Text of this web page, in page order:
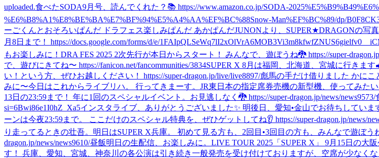
uploaded.食べたSODA9月号、読んでくれた？📚 https://www.amazon.co.jp/SODA-
%E6%B8%A1%E8%BE%BA%E7%BF%94%E5%A4%AA%EF%BC%88Snow-Man%EF%BC%89/dp/
ーごくんとおそろいぱんだ ドラフェス楽しみぱんだ あかぱんだJUNONより、SUPER★DRAGONの写
月8日まで！ https://docs.google.com/forms/d/e/
もお楽しみに！ DRA FES 2025 2次先行が本日からスタート！ みんなで、遊ぼうね🐉 https://super-
で、遊びにきてね〜 https://fanicon.net/fancommunities/3834SUPER X 8月は福岡、北海道、宮城に行きま
い！という方、ぜひお越しください！ https://super-dragon.jp/live/live8897/彪馬の手だけ借りました かに
みに〜今日はこれからライブリハ。 行ってきまーす。 JR東日本の指定席券売機の新型機、使ってみた
13日の23:59まで！ 年に1回のスペシャルイベント。お見逃しなく🐉 https://super-dragon.jp/news/news9573/
si=6Bwi86e1I0hZ_Xa5インスタライブ、ありがとうございました✨ 明後日、愛知•金山でお待ちしていま
ーンは今夜23:59まで。 ここだけのスペシャル特典を、ぜひゲットしてね👂 https://super-dragon.jp/news/
り走ってるときの壮吾。 明日はSUPER X兵庫。 初めて見る方も、2回目•3回目の方も、みんなで遊ぼ
dragon.jp/news/news9610/昼飯明日の生配信、お楽しみに。 LIVE TOUR 2025「SUPER X」 9月15日の大
す！ 兵庫、愛知、宮城、神奈川の各公演は引き続き一般発売を受け付けておりますが、空席が少なく